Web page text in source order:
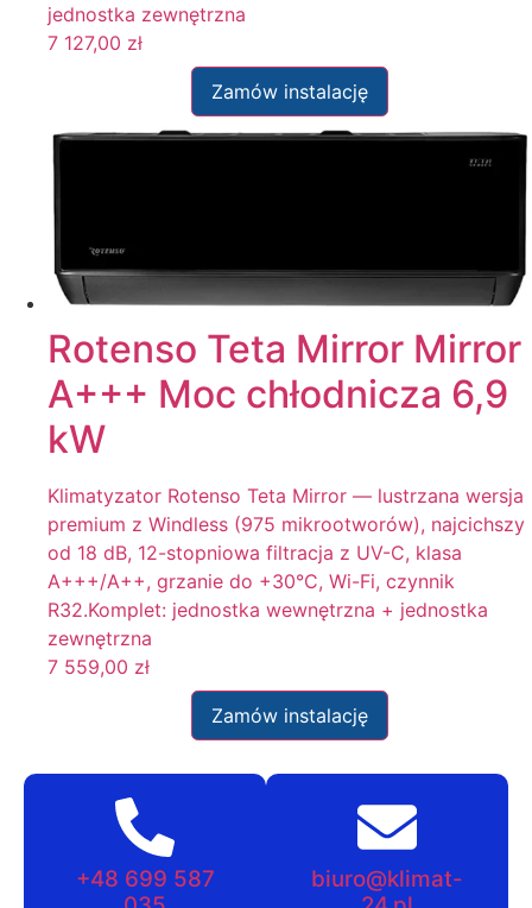
jednostka zewnętrzna
7 127,00 zł
Zamów instalację
Rotenso Teta Mirror Mirror
A+++ Moc chłodnicza 6,9
kW
Klimatyzator Rotenso Teta Mirror — lustrzana wersja
premium z Windless (975 mikrootworów), najcichszy
od 18 dB, 12-stopniowa filtracja z UV-C, klasa
A+++/A++, grzanie do +30°C, Wi-Fi, czynnik
R32.Komplet: jednostka wewnętrzna + jednostka
zewnętrzna
7 559,00 zł
Zamów instalację
+48 699 587
biuro@klimat-